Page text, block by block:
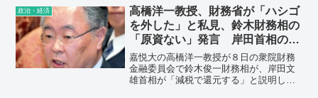
す。」
政治・経済
高橋洋一教授、財務省が「ハシゴ
を外した」と私見、鈴木財務相の
「原資ない」発言 岸田首相の
「減税」めぐり
嘉悦大の高橋洋一教授が８日の衆院財務
金融委員会で鈴木俊一財務相が、岸田文
雄首相が「減税で還元する」と説明して